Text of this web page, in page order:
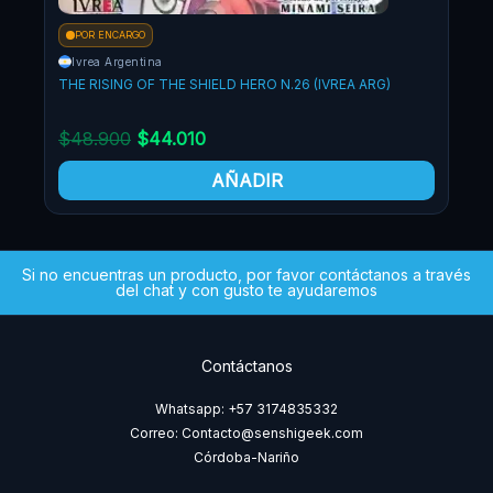
POR ENCARGO
Ivrea Argentina
THE RISING OF THE SHIELD HERO N.26 (IVREA ARG)
$48.900 $44.010
AÑADIR
Si no encuentras un producto, por favor contáctanos a través
del chat y con gusto te ayudaremos
Contáctanos
Whatsapp: +57 3174835332
Correo: Contacto@senshigeek.com
Córdoba-Nariño